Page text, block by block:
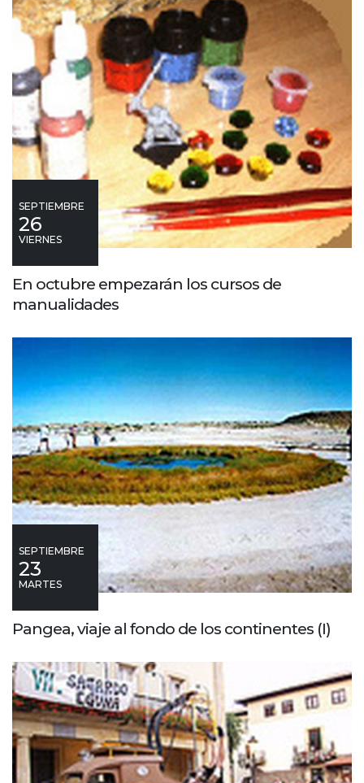
SEPTIEMBRE
26
VIERNES
En octubre empezarán los cursos de
manualidades
SEPTIEMBRE
23
MARTES
Pangea, viaje al fondo de los continentes (I)